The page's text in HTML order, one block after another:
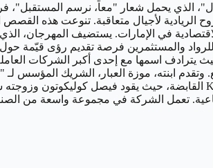
الذي يحمل شعار "معاً، نرسم
لأجيال متعاقبة. تنوعت هذه القصص
في الإمارات. يستضيف المهرجان،
4 فبراير. يُتيح المهرجان للرواد والمستثمرين
يترادف اسمها مع إحدى أكبر الشركات
ابنته، موزة العبار، الشريك المؤسس
تعمل الشركة في مجموعة واسعة من